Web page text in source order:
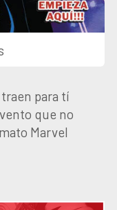
para tí
que no
Marvel